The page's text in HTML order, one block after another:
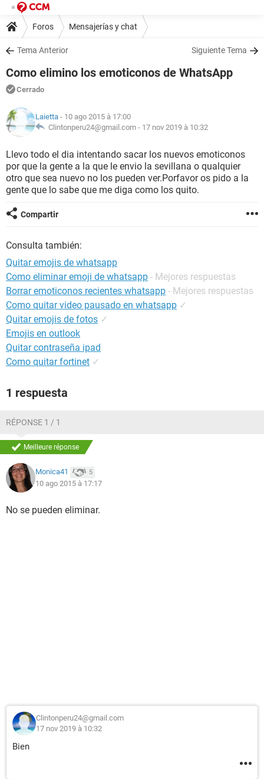
Foros Mensajerías y chat
Tema Anterior Siguiente Tema
Como elimino los emoticonos de WhatsApp
Cerrado
Laietta - 10 ago 2015 à 17:00
Clintonperu24@gmail.com - 17 nov 2019 à 10:32
Llevo todo el dia intentando sacar los nuevos emoticonos
por que la gente a la que le envio la sevillana o qualquier
otro que sea nuevo no los pueden ver.Porfavor os pido a la
gente que lo sabe que me diga como los quito.
Compartir
Consulta también:
Quitar emojis de whatsapp
Como eliminar emoji de whatsapp - Mejores respuestas
Borrar emoticonos recientes whatsapp - Mejores respuestas
Como quitar video pausado en whatsapp ✓
Quitar emojis de fotos ✓
Emojis en outlook
Quitar contraseña ipad
Como quitar fortinet ✓
1 respuesta
RÉPONSE 1 / 1
Meilleure réponse
Monica41 5
10 ago 2015 à 17:17
No se pueden eliminar.
Clintonperu24@gmail.com
17 nov 2019 à 10:32
Bien